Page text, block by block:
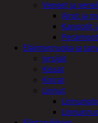
Veneet ja
Airot ja
Kanootit
Eläintenruoka ja
Jyrsijät
Kissat
Koirat
Linnut